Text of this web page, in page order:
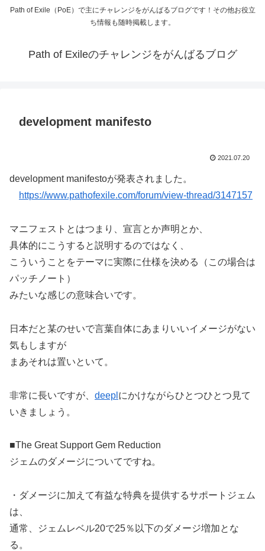
Path of Exile（PoE）で主にチャレンジをがんばるブログです！その他お役立
ち情報も随時掲載します。
Path of Exileのチャレンジをがんばるブログ
development manifesto
2021.07.20
development manifestoが発表されました。
https://www.pathofexile.com/forum/view-thread/3147157
マニフェストとはつまり、宣言とか声明とか、
具体的にこうすると説明するのではなく、
こういうことをテーマに実際に仕様を決める（この場合は
パッチノート）
みたいな感じの意味合いです。
日本だと某のせいで言葉自体にあまりいいイメージがない
気もしますが
まあそれは置いといて。
非常に長いですが、 deepl にかけながらひとつひとつ見て
いきましょう。
■The Great Support Gem Reduction
ジェムのダメージについてですね。
・ダメージに加えて有益な特典を提供するサポートジェム
は、
通常、ジェムレベル20で25％以下のダメージ増加とな
る。